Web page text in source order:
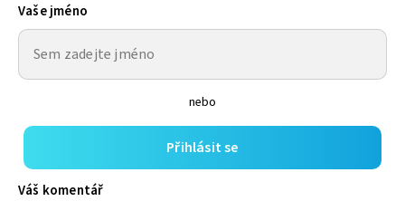
Vaše jméno
nebo
Přihlásit se
Váš komentář